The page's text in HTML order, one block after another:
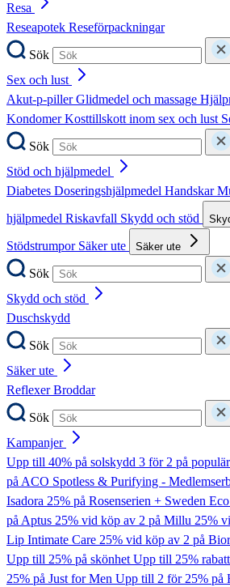
Resa
Reseapotek Reseförpackningar
Sök
Sex och lust
Akut-p-pillerGlidmedel och massage
KondomerKosttillskott inom sex och lust
Sök
Stöd och hjälpmedel
Diabetes Doseringshjälpmedel Handskar
hjälpmedel Riskavfall Skydd och stöd
Stödstrumpor Säker ute Säker ute
Sök
Skydd och stöd
Duschskydd
Sök
Säker ute
ReflexerBroddar
Sök
Kampanjer
Upp till 40% på solskydd 3 för 2 på
på ACO Spotless & Purifying -
Isadora 25% på Rosenserien + Sweden Eco
på Aptus 25% vid köp av 2 på Millu 25%
Lip Intimate Care 25% vid köp av 2 på
Upp till 25% på skönhetUpp till 25%
25% på Just for Men Upp till 2 för 25% på